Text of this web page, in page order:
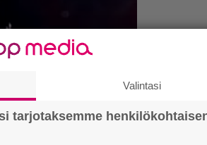
Valintasi
tarjotaksemme